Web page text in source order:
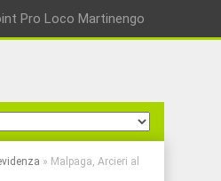
Pro Loco Martinengo
» Malpaga, Arcieri al